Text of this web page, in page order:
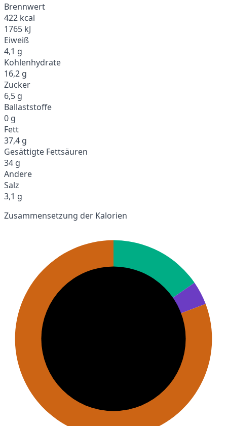
Brennwert
422 kcal
1765 kJ
Eiweiß
4,1 g
Kohlenhydrate
16,2 g
Zucker
6,5 g
Ballaststoffe
0 g
Fett
37,4 g
Gesättigte Fettsäuren
34 g
Andere
Salz
3,1 g
Zusammensetzung der Kalorien